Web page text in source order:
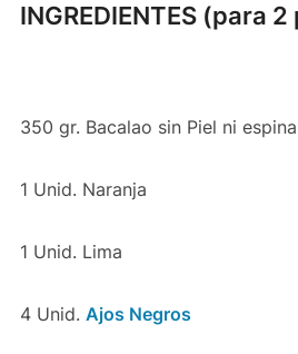
INGREDIENTES (para
350 gr. Bacalao sin Piel ni
1 Unid. Naranja
1 Unid. Lima
4 Unid. Ajos Negros